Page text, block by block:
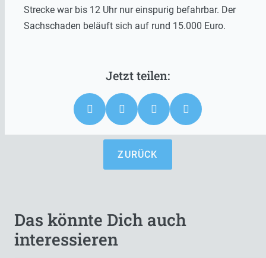
Strecke war bis 12 Uhr nur einspurig befahrbar. Der
Sachschaden beläuft sich auf rund 15.000 Euro.
ZURÜCK
Das könnte Dich auch
interessieren